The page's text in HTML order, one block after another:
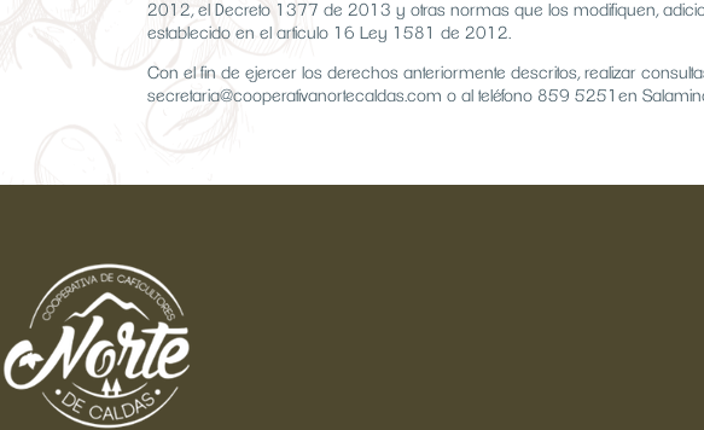
2012, el Decreto 1377 de 2013 y otras normas que los modifiquen,
establecido en el articulo 16 Ley 1581 de 2012.
Con el fin de ejercer los derechos anteriormente descritos, realizar
secretaria@cooperativanortecaldas.com o al teléfono 859 5251en